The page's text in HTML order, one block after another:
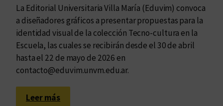
a
r
s
e
d
e
La Editorial Universitaria Villa María (Eduvim) convoca
a diseñadores gráficos a presentar propuestas para la
identidad visual de la colección Tecno-cultura en la
Escuela, las cuales se recibirán desde el 30 de abril
hasta el 22 de mayo de 2026 en
contacto@eduvim.unvm.edu.ar.
Leer más: